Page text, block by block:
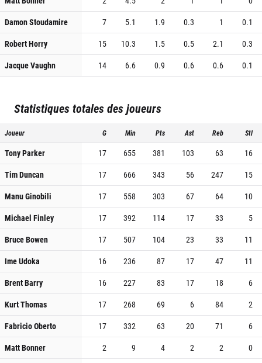
Damon Stoudamire
7 5.1 1.9 0.3 1
0.1
Robert Horry
15 10.3 1.5 0.5 2.1
0.3
Jacque Vaughn
14 6.6 0.9 0.6 0.6 0.1
Statistiques totales des joueurs
Joueur G Min Pts Ast Reb Stl
Tony Parker 17 655 381 103 63
16
Tim Duncan
17 666 343 56 247
15
Manu Ginobili
17 558 303 67 64
10
Michael Finley
17 392 114 17 33
5
Bruce Bowen
17 507 104 23 33
11
Ime Udoka
16 236 87 17 47
11
Brent Barry
16 227 83 17 18
6
Kurt Thomas
17 268 69 6 84
2
Fabricio Oberto
17 332 63 20 71
6
Matt Bonner
2 9 4 2 2
0